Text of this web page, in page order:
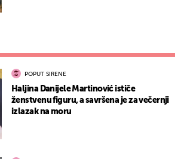
POPUT SIRENE
Haljina Danijele Martinović ističe
ženstvenu figuru, a savršena je za večernji
izlazak na moru